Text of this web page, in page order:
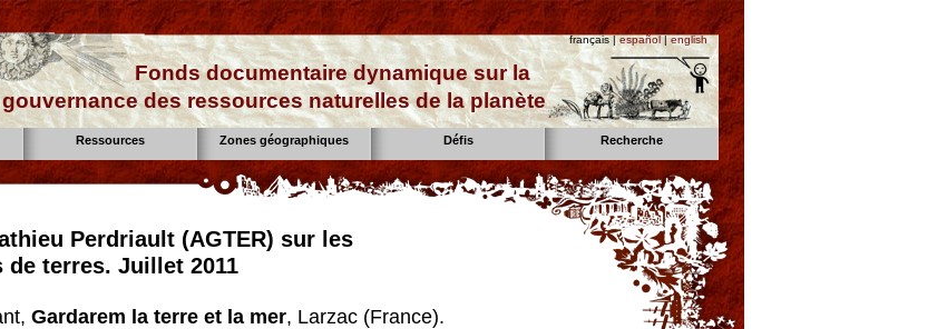
français |español|english
Fonds documentaire dynamique sur la
gouvernance des ressources naturelles de la planète
Ressources Zones géographiques Défis Recherche
Perdriault (AGTER) sur les
de terres. Juillet 2011
Gardarem la terre et la mer, Larzac (France).